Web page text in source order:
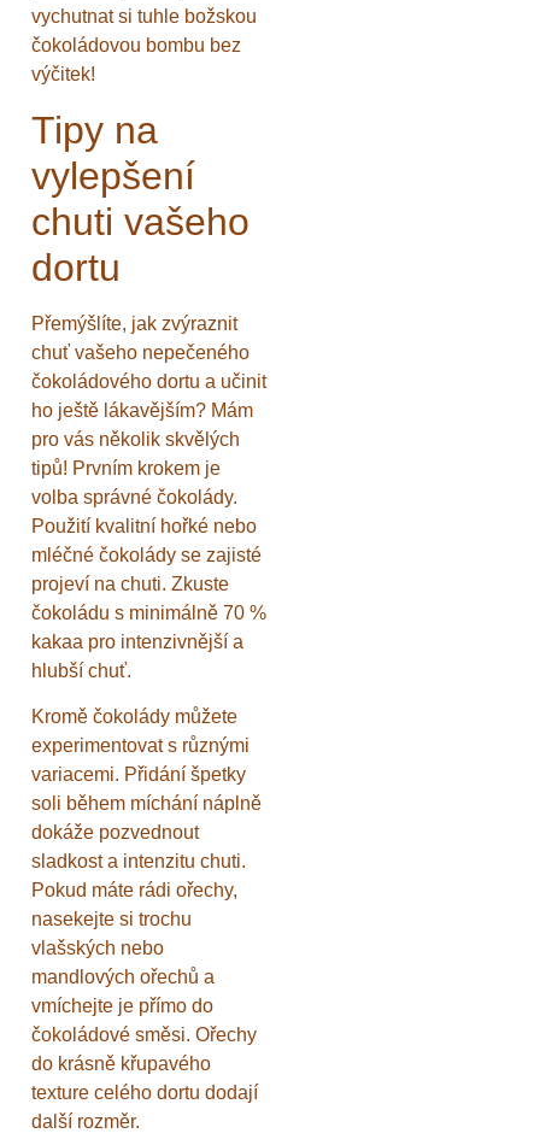
vychutnat si tuhle božskou
čokoládovou bombu bez
výčitek!
Tipy na
vylepšení
chuti vašeho
dortu
Přemýšlíte, jak zvýraznit
chuť vašeho nepečeného
čokoládového dortu a učinit
ho ještě lákavějším? Mám
pro vás několik skvělých
tipů! Prvním krokem je
volba správné čokolády.
Použití kvalitní hořké nebo
mléčné čokolády se zajisté
projeví na chuti. Zkuste
čokoládu s minimálně 70 %
kakaa pro intenzivnější a
hlubší chuť.
Kromě čokolády můžete
experimentovat s různými
variacemi. Přidání špetky
soli během míchání náplně
dokáže pozvednout
sladkost a intenzitu chuti.
Pokud máte rádi ořechy,
nasekejte si trochu
vlašských nebo
mandlových ořechů a
vmíchejte je přímo do
čokoládové směsi. Ořechy
do krásně křupavého
texture celého dortu dodají
další rozměr.